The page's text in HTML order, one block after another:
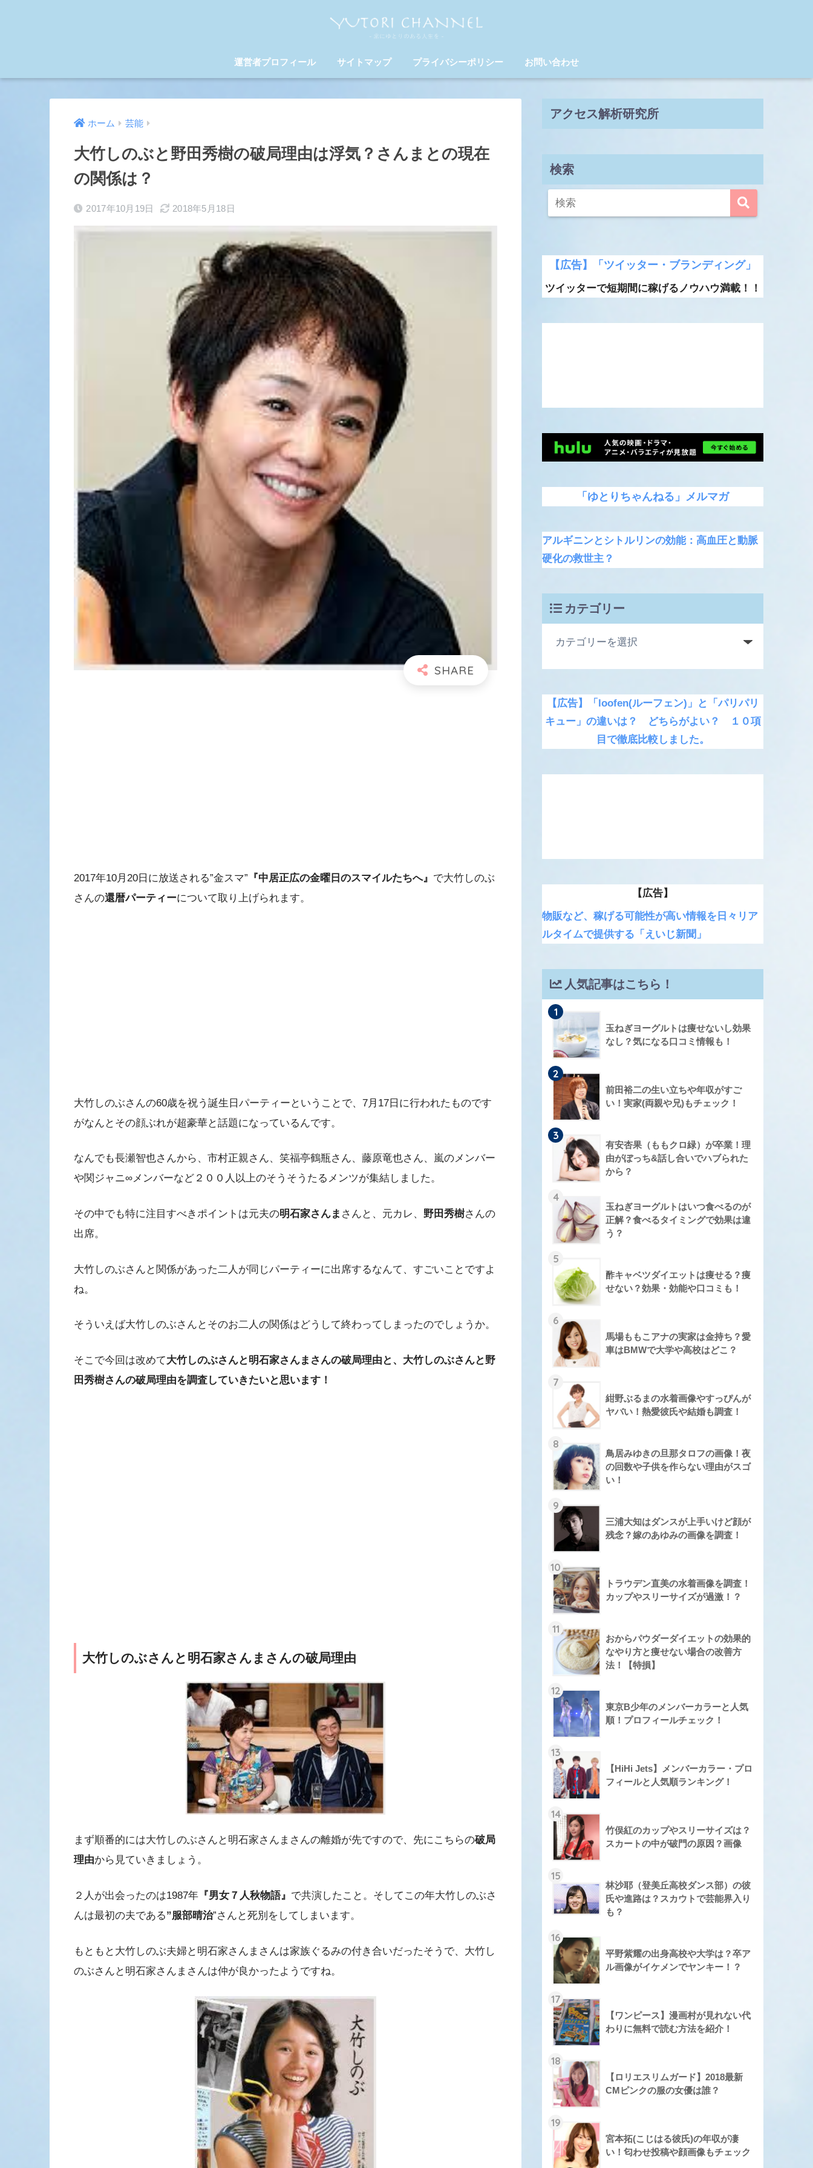
運営者プロフィール サイトマップ プライバシーポリシー お問い合わせ
ホーム 芸能
大竹しのぶと野田秀樹の破局理由は浮気？さんまとの現在
の関係は？
2017年10月19日 2018年5月18日
2017年10月20日に放送される”金スマ” 『中居正広の金曜日のスマイルたちへ』 で大竹しのぶ
さんの還暦パーティーについて取り上げられます。
大竹しのぶさんの60歳を祝う誕生日パーティーということで、7月17日に行われたものです
がなんとその顔ぶれが超豪華と話題になっているんです。
なんでも長瀬智也さんから、市村正親さん、笑福亭鶴瓶さん、藤原竜也さん、嵐のメンバー
や関ジャニ∞メンバーなど２００人以上のそうそうたるメンツが集結しました。
その中でも特に注目すべきポイントは元夫の明石家さんま さんと、元カレ、 野田秀樹さんの
出席。
大竹しのぶさんと関係があった二人が同じパーティーに出席するなんて、すごいことですよ
ね。
そういえば大竹しのぶさんとそのお二人の関係はどうして終わってしまったのでしょうか。
そこで今回は改めて大竹しのぶさんと明石家さんまさんの破局理由と、大竹しのぶさんと野
田秀樹さんの破局理由を調査していきたいと思います！
大竹しのぶさんと明石家さんまさんの破局理由
まず順番的には大竹しのぶさんと明石家さんまさんの離婚が先ですので、先にこちらの破局
理由から見ていきましょう。
２人が出会ったのは1987年 『男女７人秋物語』 で共演したこと。そしてこの年大竹しのぶさ
んは最初の夫である”服部晴治”さんと死別をしてしまいます。
もともと大竹しのぶ夫婦と明石家さんまさんは家族ぐるみの付き合いだったそうで、大竹し
のぶさんと明石家さんまさんは仲が良かったようですね。
アクセス解析研究所
検索
【広告】「ツイッター・ブランディング」
ツイッターで短期間に稼げるノウハウ満載！！
「ゆとりちゃんねる」メルマガ
アルギニンとシトルリンの効能：高血圧と動脈
硬化の救世主？
カテゴリー
【広告】「loofen(ルーフェン)」と「パリパリ
キュー」の違いは？ どちらがよい？ １０項
目で徹底比較しました。
【広告】
物販など、稼げる可能性が高い情報を日々リア
ルタイムで提供する「えいじ新聞」
人気記事はこちら！
1
玉ねぎヨーグルトは痩せないし効果
なし？気になる口コミ情報も！
2
前田裕二の生い立ちや年収がすご
い！実家(両親や兄)もチェック！
3
有安杏果（ももクロ緑）が卒業！理
由がぼっち&話し合いでハブられた
から？
4
玉ねぎヨーグルトはいつ食べるのが
正解？食べるタイミングで効果は違
う？
5
酢キャベツダイエットは痩せる？痩
せない？効果・効能や口コミも！
6
馬場ももこアナの実家は金持ち？愛
車はBMWで大学や高校はどこ？
7
紺野ぶるまの水着画像やすっぴんが
ヤバい！熱愛彼氏や結婚も調査！
8
鳥居みゆきの旦那タロフの画像！夜
の回数や子供を作らない理由がスゴ
い！
9
三浦大知はダンスが上手いけど顔が
残念？嫁のあゆみの画像を調査！
10
トラウデン直美の水着画像を調査！
カップやスリーサイズが過激！？
11
おからパウダーダイエットの効果的
なやり方と痩せない場合の改善方
法！【特損】
12
東京B少年のメンバーカラーと人気
順！プロフィールチェック！
13
【HiHi Jets】メンバーカラー・プロ
フィールと人気順ランキング！
14
竹俣紅のカップやスリーサイズは？
スカートの中が破門の原因？画像
15
林沙耶（登美丘高校ダンス部）の彼
氏や進路は？スカウトで芸能界入り
も？
16
平野紫耀の出身高校や大学は？卒ア
ル画像がイケメンでヤンキー！？
17
【ワンピース】漫画村が見れない代
わりに無料で読む方法を紹介！
18
【ロリエスリムガード】2018最新
CMピンクの服の女優は誰？
19
宮本拓(こじはる彼氏)の年収が凄
い！匂わせ投稿や顔画像もチェック